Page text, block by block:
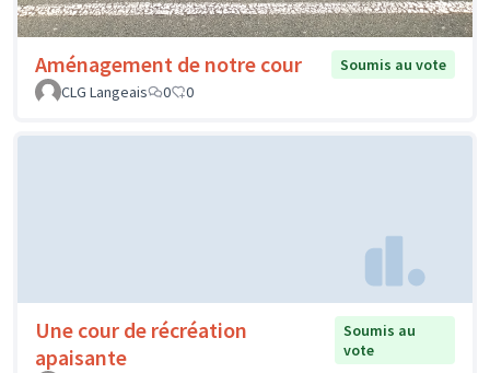
Aménagement de notre cour
Soumis au vote
CLG Langeais
0 0
Une cour de récréation
apaisante
Soumis au
vote